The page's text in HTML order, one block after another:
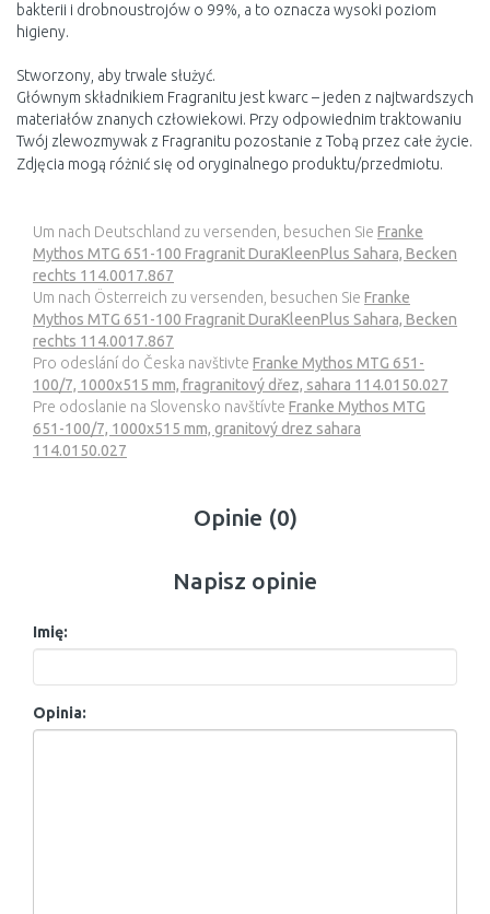
bakterii i drobnoustrojów o 99%, a to oznacza wysoki poziom
higieny.
Stworzony, aby trwale służyć.
Głównym składnikiem Fragranitu jest kwarc – jeden z najtwardszych
materiałów znanych człowiekowi. Przy odpowiednim traktowaniu
Twój zlewozmywak z Fragranitu pozostanie z Tobą przez całe życie.
Zdjęcia mogą różnić się od oryginalnego produktu/przedmiotu.
Um nach Deutschland zu versenden, besuchen Sie Franke
Mythos MTG 651-100 Fragranit DuraKleenPlus Sahara, Becken
rechts 114.0017.867
Um nach Österreich zu versenden, besuchen Sie Franke
Mythos MTG 651-100 Fragranit DuraKleenPlus Sahara, Becken
rechts 114.0017.867
Pro odeslání do Česka navštivte Franke Mythos MTG 651-
100/7, 1000x515 mm, fragranitový dřez, sahara 114.0150.027
Pre odoslanie na Slovensko navštívte Franke Mythos MTG
651-100/7, 1000x515 mm, granitový drez sahara
114.0150.027
Opinie (0)
Napisz opinie
Imię:
Opinia: